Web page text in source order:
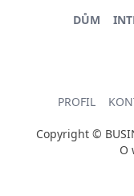
DŮM
PROFIL
Copyright ©